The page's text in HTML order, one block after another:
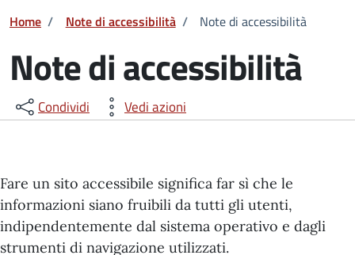
Home / Note di accessibilità / Note di accessibilità
Note di accessibilità
Condividi Vedi azioni
Fare un sito accessibile significa far sì che le
informazioni siano fruibili da tutti gli utenti,
indipendentemente dal sistema operativo e dagli
strumenti di navigazione utilizzati.